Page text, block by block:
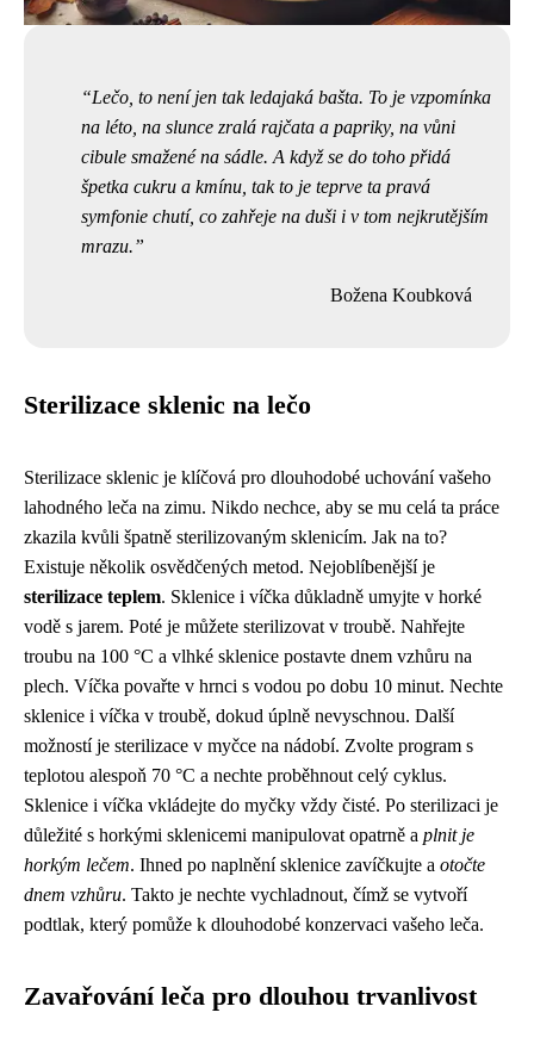
Lečo, to není jen tak ledajaká bašta. To je vzpomínka
na léto, na slunce zralá rajčata a papriky, na vůni
cibule smažené na sádle. A když se do toho přidá
špetka cukru a kmínu, tak to je teprve ta pravá
symfonie chutí, co zahřeje na duši i v tom nejkrutějším
mrazu.
Božena Koubková
Sterilizace sklenic na lečo
Sterilizace sklenic je klíčová pro dlouhodobé uchování vašeho
lahodného leča na zimu. Nikdo nechce, aby se mu celá ta práce
zkazila kvůli špatně sterilizovaným sklenicím. Jak na to?
Existuje několik osvědčených metod. Nejoblíbenější je
sterilizace teplem. Sklenice i víčka důkladně umyjte v horké
vodě s jarem. Poté je můžete sterilizovat v troubě. Nahřejte
troubu na 100 °C a vlhké sklenice postavte dnem vzhůru na
plech. Víčka povařte v hrnci s vodou po dobu 10 minut. Nechte
sklenice i víčka v troubě, dokud úplně nevyschnou. Další
možností je sterilizace v myčce na nádobí. Zvolte program s
teplotou alespoň 70 °C a nechte proběhnout celý cyklus.
Sklenice i víčka vkládejte do myčky vždy čisté. Po sterilizaci je
důležité s horkými sklenicemi manipulovat opatrně a plnit je
horkým lečem. Ihned po naplnění sklenice zavíčkujte a otočte
dnem vzhůru. Takto je nechte vychladnout, čímž se vytvoří
podtlak, který pomůže k dlouhodobé konzervaci vašeho leča.
Zavařování leča pro dlouhou trvanlivost